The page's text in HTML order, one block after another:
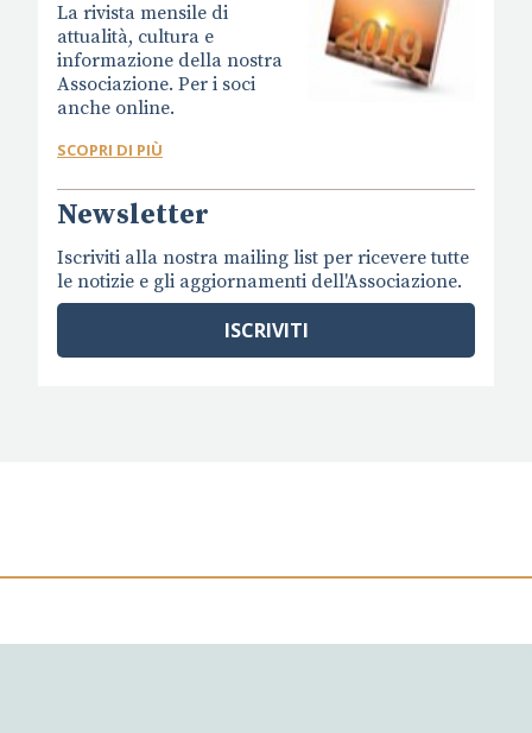
La rivista mensile di
attualità, cultura e
informazione della nostra
Associazione. Per i soci
anche online.
SCOPRI DI PIÙ
Newsletter
Iscriviti alla nostra mailing list per ricevere tutte
le notizie e gli aggiornamenti dell'Associazione.
ISCRIVITI